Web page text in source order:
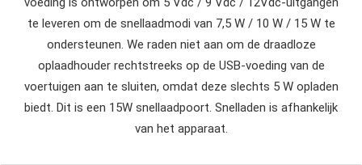
te leveren om de snellaadmodi van 7,5 W / 10 W / 15 W te
ondersteunen. We raden niet aan om de draadloze
oplaadhouder rechtstreeks op de USB-voeding van de
voertuigen aan te sluiten, omdat deze slechts 5 W opladen
biedt. Dit is een 15W snellaadpoort. Snelladen is afhankelijk
van het apparaat.